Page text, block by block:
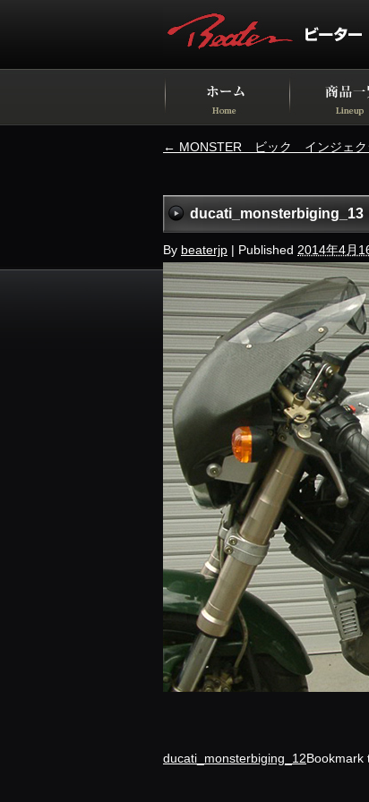
← MONSTER ビック インジェク
ducati_monsterbiging_13
By beaterjp | Published 2014年4月
ducati_monsterbiging_12Bookmark